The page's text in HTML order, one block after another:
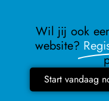
Wil jij ook
website?
Start vandaag